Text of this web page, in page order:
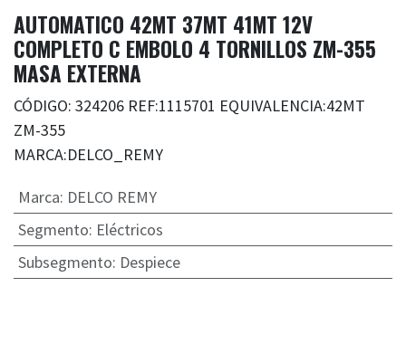
AUTOMATICO 42MT 37MT 41MT 12V
COMPLETO C EMBOLO 4 TORNILLOS ZM-355
MASA EXTERNA
CÓDIGO: 324206 REF:1115701 EQUIVALENCIA:42MT
ZM-355
MARCA:DELCO_REMY
Marca: DELCO REMY
Segmento: Eléctricos
Subsegmento: Despiece